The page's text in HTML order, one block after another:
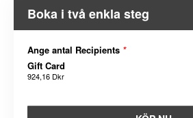
Boka i två enkla steg
Ange antal Recipients *
Gift Card
924,16 Dkr